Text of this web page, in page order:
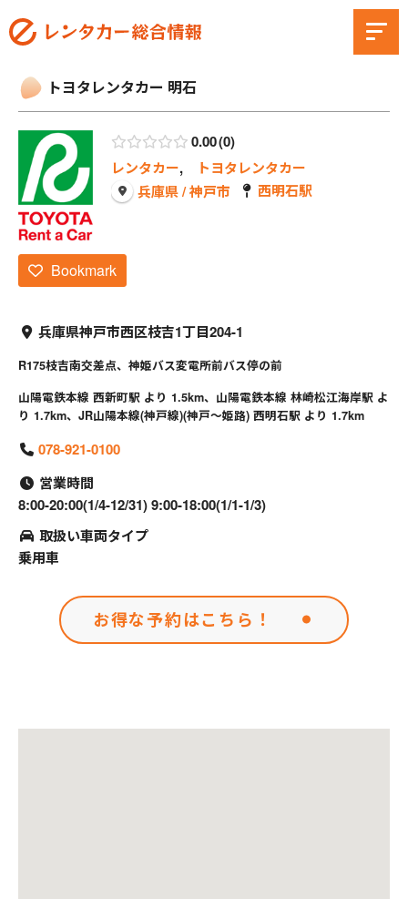
トヨタレンタカー 明石
0.00 0
レンタカー,
トヨタレンタカー
兵庫県 / 神戸市
西明石駅
Bookmark
兵庫県神戸市西区枝吉1丁目204-1
R175枝吉南交差点、神姫バス変電所前バス停の前
山陽電鉄本線 西新町駅 より 1.5km、山陽電鉄本線 林崎松江海岸駅 よ
り 1.7km、JR山陽本線(神戸線)(神戸～姫路) 西明石駅 より 1.7km
078-921-0100
営業時間
8:00-20:00(1/4-12/31) 9:00-18:00(1/1-1/3)
取扱い車両タイプ
乗用車
お得な予約はこちら！